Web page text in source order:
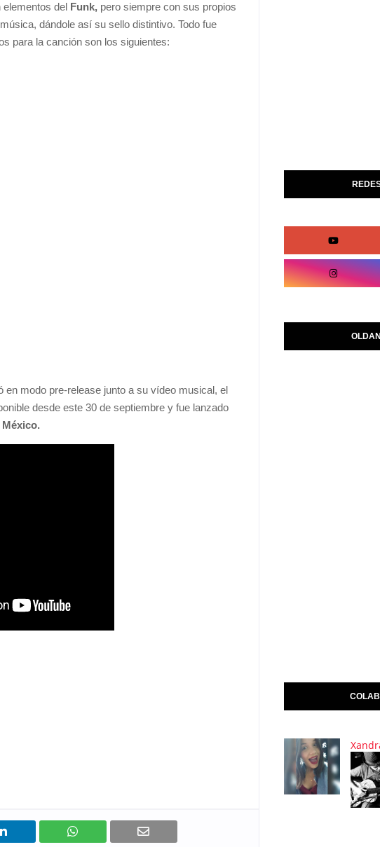
elementos del Funk, pero siempre con sus propios
dándole así su sello distintivo. Todo fue
para la canción son los siguientes:
en modo pre-release junto a su vídeo musical, el
desde este 30 de septiembre y fue lanzado